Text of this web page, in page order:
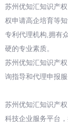
苏州优知汇知识产
权申请高企培育等
专利代理机构,拥有
硬的专业素质。
苏州优知汇知识产
询指导和代理申报
苏州优知汇知识产
科技企业服务平台